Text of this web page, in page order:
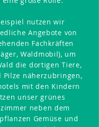
nutzen wir
Angebote von
Fachkräften
Waldmobil), um
die dortigen Tiere,
Pilze näherzubringen,
mit den Kindern
unser grünes
neben dem
Gemüse und